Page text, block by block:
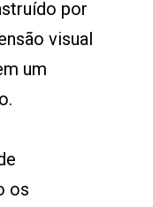
por
visual
um
os